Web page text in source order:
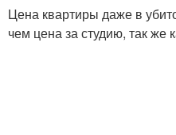
Цена квартиры даже в
чем цена за студию, так же